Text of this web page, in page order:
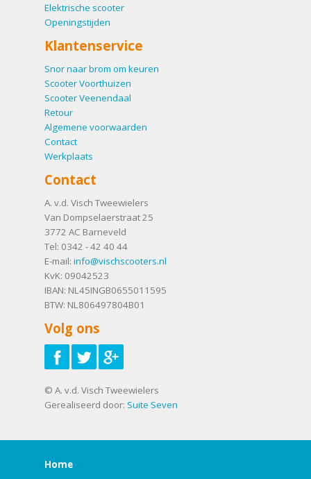
Elektrische scooter
Openingstijden
Klantenservice
Snor naar brom om keuren
Scooter Voorthuizen
Scooter Veenendaal
Retour
Algemene voorwaarden
Contact
Werkplaats
Contact
A. v.d. Visch Tweewielers
Van Dompselaerstraat 25
3772 AC Barneveld
Tel: 0342 - 42 40 44
E-mail: info@vischscooters.nl
KvK: 09042523
IBAN: NL45INGB0655011595
BTW: NL806497804B01
Volg ons
© A. v.d. Visch Tweewielers
Gerealiseerd door: Suite Seven
Home